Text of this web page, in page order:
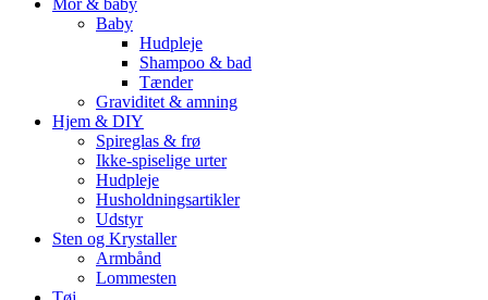
Mor & baby
Baby
Hudpleje
Shampoo & bad
Tænder
Graviditet & amning
Hjem & DIY
Spireglas & frø
Ikke-spiselige urter
Hudpleje
Husholdningsartikler
Udstyr
Sten og Krystaller
Armbånd
Lommesten